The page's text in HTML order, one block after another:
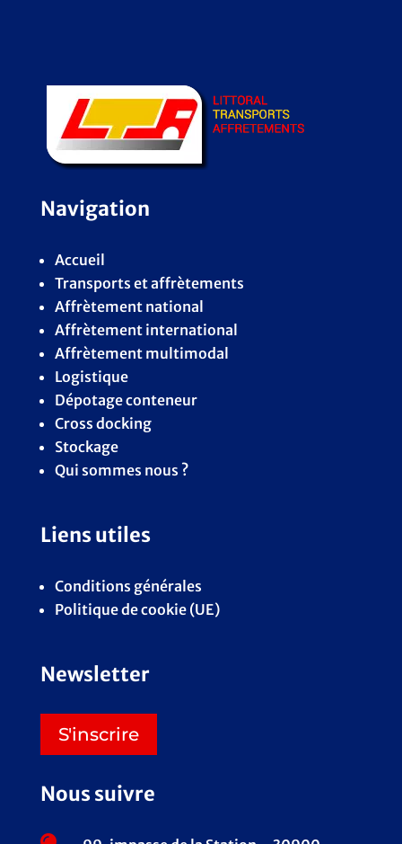
Navigation
Accueil
Transports et affrètements
Affrètement national
Affrètement international
Affrètement multimodal
Logistique
Dépotage conteneur
Cross docking
Stockage
Qui sommes nous ?
Liens utiles
Conditions générales
Politique de cookie (UE)
Newsletter
S'inscrire
Nous suivre